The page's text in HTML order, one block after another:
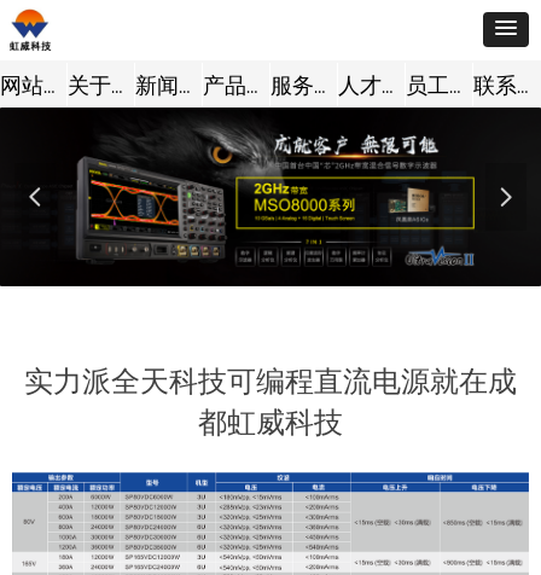
网站首页 关于我们 新闻动态 产品中心 服务支持 人才招聘 员工风采 联系我们
넳 넲
实力派全天科技可编程直流电源就在成
都虹威科技